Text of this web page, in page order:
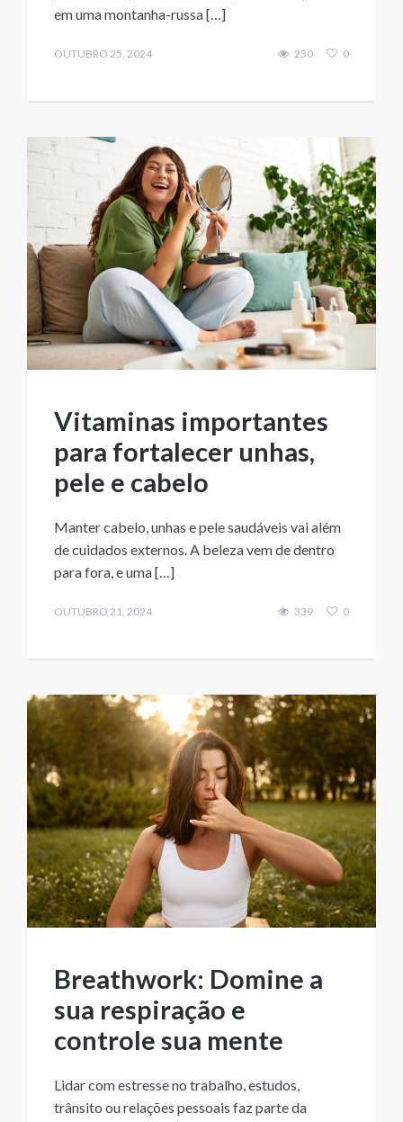
em uma montanha-russa […]
OUTUBRO 25, 2024 230 0
Vitaminas importantes
para fortalecer unhas,
pele e cabelo
Manter cabelo, unhas e pele saudáveis vai além
de cuidados externos. A beleza vem de dentro
para fora, e uma […]
OUTUBRO 21, 2024 339 0
Breathwork: Domine a
sua respiração e
controle sua mente
Lidar com estresse no trabalho, estudos,
trânsito ou relações pessoais faz parte da